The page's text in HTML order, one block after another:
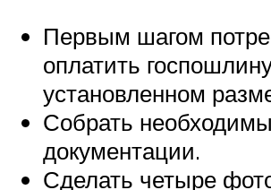
Первым шагом
оплатить
установленном
Собрать
документации.
Сделать четыре